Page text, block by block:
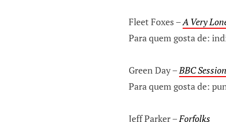
Fleet Foxes –A Very
Para quem gosta de:
Green Day – BBC
Para quem gosta de:
Jeff Parker – Forfolks